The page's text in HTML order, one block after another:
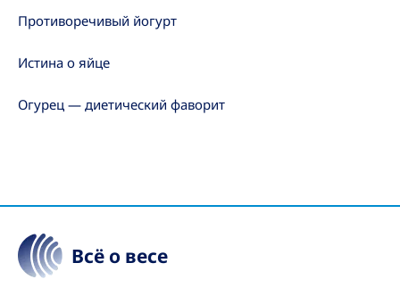
Противоречивый йогурт
Истина о яйце
Огурец — диетический фаворит
Всё о весе